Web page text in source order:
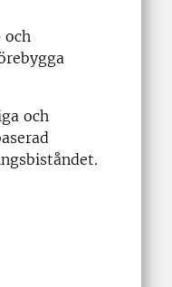
och
och